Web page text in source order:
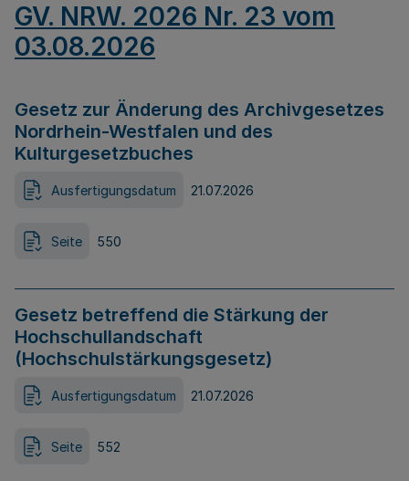
GV. NRW. 2026 Nr. 23 vom
03.08.2026
Gesetz zur Änderung des Archivgesetzes
Nordrhein-Westfalen und des
Kulturgesetzbuches
Ausfertigungsdatum 21.07.2026
Seite 550
Gesetz betreffend die Stärkung der
Hochschullandschaft
(Hochschulstärkungsgesetz)
Ausfertigungsdatum 21.07.2026
Seite 552